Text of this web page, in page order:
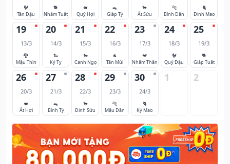
🐓
Tân Dậu
🐕
Nhâm Tuất
🐖
Quý Hợi
🐀
Giáp Tý
🐂
Ất Sửu
🐅
Bính Dần
🐈
Đinh Mão
19
13/3
🐉
Mậu Thìn
20
14/3
🐍
Kỷ Tỵ
21
15/3
🐎
Canh Ngọ
22
16/3
🐐
Tân Mùi
23
17/3
🐒
Nhâm Thân
24
18/3
🐓
Quý Dậu
25
19/3
🐕
Giáp Tuất
26
20/3
🐖
Ất Hợi
27
21/3
🐀
Bính Tý
28
22/3
🐂
Đinh Sửu
29
23/3
🐅
Mậu Dần
30
24/3
🐈
Kỷ Mão
1 2